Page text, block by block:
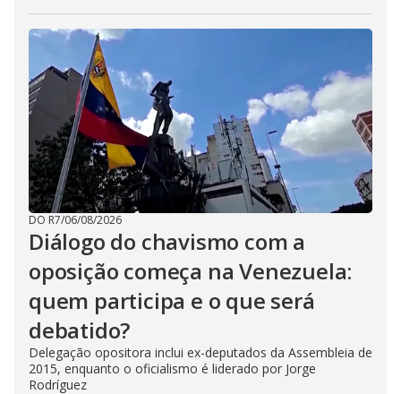
DO R7/06/08/2026
Diálogo do chavismo com a
oposição começa na Venezuela:
quem participa e o que será
debatido?
Delegação opositora inclui ex-deputados da Assembleia de
2015, enquanto o oficialismo é liderado por Jorge
Rodríguez